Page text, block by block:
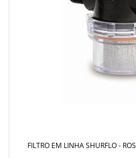
FILTRO EM LINHA SHURFLO -